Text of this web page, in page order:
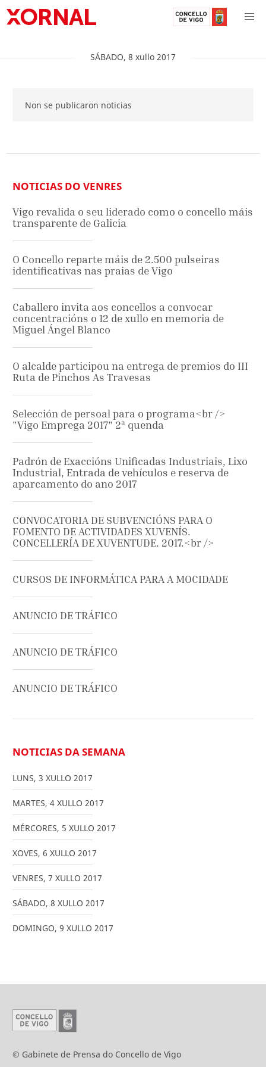
SÁBADO, 8 xullo 2017
Non se publicaron noticias
NOTICIAS DO VENRES
Vigo revalida o seu liderado como o concello máis
transparente de Galicia
O Concello reparte máis de 2.500 pulseiras
identificativas nas praias de Vigo
Caballero invita aos concellos a convocar
concentracións o 12 de xullo en memoria de
Miguel Ángel Blanco
O alcalde participou na entrega de premios do III
Ruta de Pinchos As Travesas
Selección de persoal para o programa<br />
"Vigo Emprega 2017" 2ª quenda
Padrón de Exaccións Unificadas Industriais, Lixo
Industrial, Entrada de vehículos e reserva de
aparcamento do ano 2017
CONVOCATORIA DE SUBVENCIÓNS PARA O
FOMENTO DE ACTIVIDADES XUVENÍS.
CONCELLERÍA DE XUVENTUDE. 2017.<br />
CURSOS DE INFORMÁTICA PARA A MOCIDADE
ANUNCIO DE TRÁFICO
ANUNCIO DE TRÁFICO
ANUNCIO DE TRÁFICO
NOTICIAS DA SEMANA
LUNS, 3 XULLO 2017
MARTES, 4 XULLO 2017
MÉRCORES, 5 XULLO 2017
XOVES, 6 XULLO 2017
VENRES, 7 XULLO 2017
SÁBADO, 8 XULLO 2017
DOMINGO, 9 XULLO 2017
© Gabinete de Prensa do Concello de Vigo